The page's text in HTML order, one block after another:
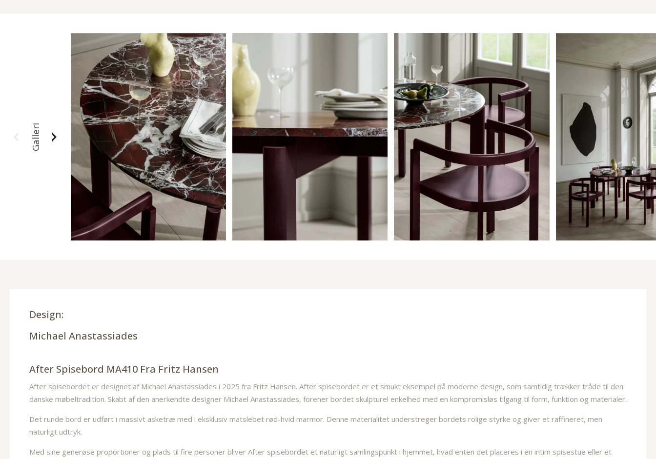
Galleri
Design:
Michael Anastassiades
After Spisebord MA410 Fra Fritz Hansen
After spisebordet er designet af Michael Anastassiades i 2025 fra Fritz Hansen. After spisebordet er et smukt eksempel på moderne design, som samtidig trækker tråde til den
danske møbeltradition. Skabt af den anerkendte designer Michael Anastassiades, forener bordet skulpturel enkelhed med en kompromisløs tilgang til form, funktion og materialer.
Det runde bord er udført i massivt asketræ med i eksklusiv matslebet rød-hvid marmor. Denne materialitet understreger bordets rolige styrke og giver et raffineret, men
naturligt udtryk.
Med sine generøse proportioner og plads til fire personer bliver After spisebordet et naturligt samlingspunkt i hjemmet, hvad enten det placeres i en intim spisestue eller et